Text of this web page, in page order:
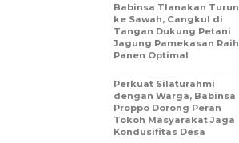
Babinsa Tlanakan Turun
ke Sawah, Cangkul di
Tangan Dukung Petani
Jagung Pamekasan Raih
Panen Optimal
Perkuat Silaturahmi
dengan Warga, Babinsa
Proppo Dorong Peran
Tokoh Masyarakat Jaga
Kondusifitas Desa